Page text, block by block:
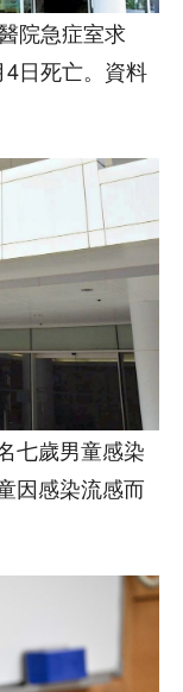
院急症室求
日死亡。資料
七歲男童感染
因感染流感而